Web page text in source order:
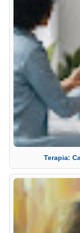
Terapia: